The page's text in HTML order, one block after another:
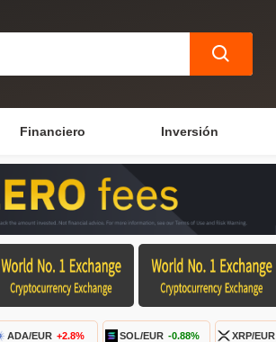
Financiero Inversión
ADA/EUR +2.8% SOL/EUR -0.88% XRP/EUR